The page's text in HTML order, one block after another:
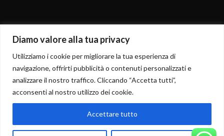
Diamo valore alla tua privacy
Utilizziamo i cookie per migliorare la tua esperienza di
navigazione, offrirti pubblicità o contenuti personalizzati e
analizzare il nostro traffico. Cliccando “Accetta tutti”,
acconsenti al nostro utilizzo dei cookie.
Accettare tutto